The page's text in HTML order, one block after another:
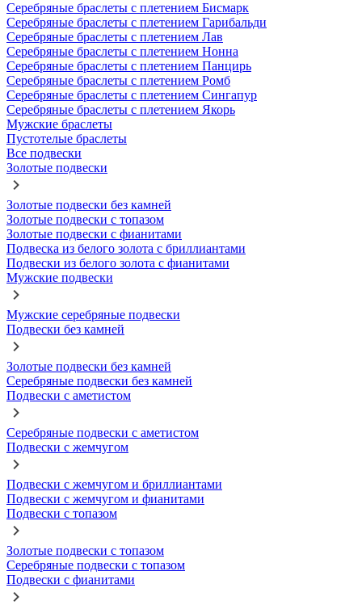
Серебряные браслеты с плетением Бисмарк
Серебряные браслеты с плетением Гарибальди
Серебряные браслеты с плетением Лав
Серебряные браслеты с плетением Нонна
Серебряные браслеты с плетением Панцирь
Серебряные браслеты с плетением Ромб
Серебряные браслеты с плетением Сингапур
Серебряные браслеты с плетением Якорь
Мужские браслеты
Пустотелые браслеты
Все подвески
Золотые подвески
Золотые подвески без камней
Золотые подвески с топазом
Золотые подвески с фианитами
Подвеска из белого золота с бриллиантами
Подвески из белого золота с фианитами
Мужские подвески
Мужские серебряные подвески
Подвески без камней
Золотые подвески без камней
Серебряные подвески без камней
Подвески с аметистом
Серебряные подвески с аметистом
Подвески с жемчугом
Подвески с жемчугом и бриллиантами
Подвески с жемчугом и фианитами
Подвески с топазом
Золотые подвески с топазом
Серебряные подвески с топазом
Подвески с фианитами